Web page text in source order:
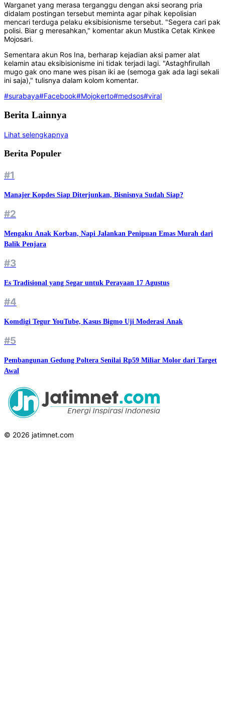
Warganet yang merasa terganggu dengan aksi seorang pria
didalam postingan tersebut meminta agar pihak kepolisian
mencari terduga pelaku eksibisionisme tersebut. "Segera cari pak
polisi. Biar g meresahkan," komentar akun Mustika Cetak Kinkee
Mojosari.
Sementara akun Ros Ina, berharap kejadian aksi pamer alat
kelamin atau eksibisionisme ini tidak terjadi lagi. "Astaghfirullah
mugo gak ono mane wes pisan iki ae (semoga gak ada lagi sekali
ini saja)," tulisnya dalam kolom komentar.
#surabaya#Facebook#Mojokerto#medsos#viral
Berita Lainnya
Lihat selengkapnya
Berita Populer
#1
Manajer Kopdes Siap Diterjunkan, Bisnisnya Sudah Siap?
#2
Mengaku Anak Korban, Napi Jalankan Penipuan Emas Murah dari
Balik Penjara
#3
Es Tradisional yang Segar untuk Perayaan 17 Agustus
#4
Komdigi Tegur YouTube, Kasus Bigmo Uji Moderasi Anak
#5
Pembangunan Gedung Poltera Senilai Rp59 Miliar Molor dari Target
Awal
© 2026 jatimnet.com